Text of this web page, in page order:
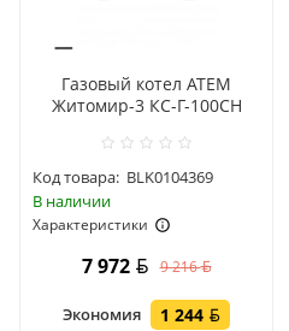
Газовый котел АТЕМ
Житомир-3 КС-Г-100СН
Код товара: BLK0104369
В наличии
Характеристики
Мощность котла: 100 кВт
Тип установки: напольный
7 972 9 216
Экономия 1 244